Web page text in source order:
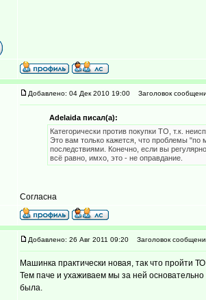
Добавлено: 04 Дек 2010 19:00 Заголовок
Adelaida писал(а):
Категорически против покупки ТО, т.к.
Это вам только кажется, что проблемы "по
последствиями. Конечно, если вы
всё равно, имхо, это - не оправдание.
Согласна
Добавлено: 26 Авг 2011 09:20 Заголовок
Машинка практически новая, так что пройти
Тем паче и ухаживаем мы за ней
была.